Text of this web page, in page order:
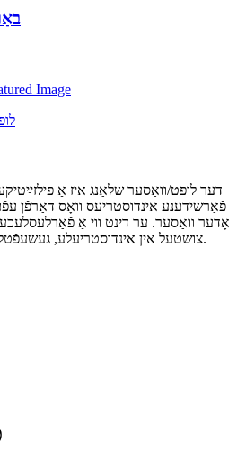
דער לופט/וואַסער שלאַנג איז אַ
פֿאַרשידענע אינדוסטריעס וואָס דאַרפֿן
אָדער וואַסער. ער דינט ווי אַ
צושטעל אין אינדוסטריעלע, געשעפֿטלעכע און היים־אַפּליקאַציעס.